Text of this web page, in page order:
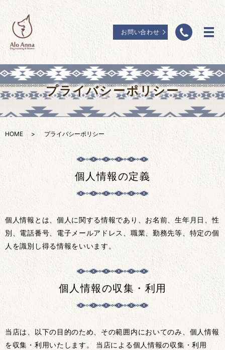
お問い合わせ
プライバシーポリシー
HOME プライバシーポリシー
個人情報の定義
個人情報とは、個人に関する情報であり、お名前、生年月日、性
別、電話番号、電子メールアドレス、職業、勤務先等、特定の個
人を識別し得る情報をいいます。
個人情報の収集・利用
当店は、以下の目的のため、その範囲内においてのみ、個人情報
を収集・利用いたします。 当店による個人情報の収集・利用